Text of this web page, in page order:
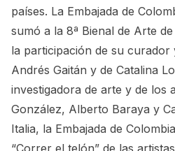
países. La Embajada de
sumó a la 8ª Bienal de Arte
la participación de su
Andrés Gaitán y de Catalina
investigadora de arte y de los
González, Alberto Baraya y
Italia, la Embajada de
“Correr el telón” de las